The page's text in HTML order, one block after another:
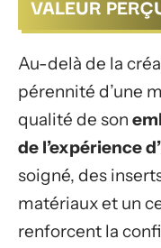
VALEUR
Au-delà de la
pérennité d’une
qualité de son
de l’expérience
soigné, des
matériaux et un
renforcent la